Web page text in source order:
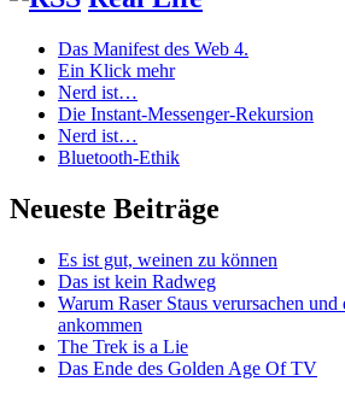
Das Manifest des Web 4.
Ein Klick mehr
Nerd ist…
Die Instant-Messenger-Rekursion
Nerd ist…
Bluetooth-Ethik
Neueste Beiträge
Es ist gut, weinen zu können
Das ist kein Radweg
Warum Raser Staus verursachen
ankommen
The Trek is a Lie
Das Ende des Golden Age Of TV